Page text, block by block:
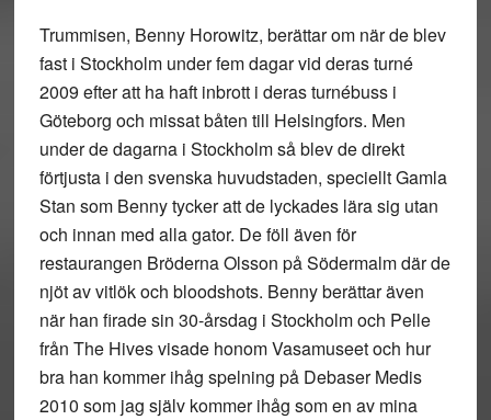
Trummisen, Benny Horowitz, berättar om när de blev
fast i Stockholm under fem dagar vid deras turné
2009 efter att ha haft inbrott i deras turnébuss i
Göteborg och missat båten till Helsingfors. Men
under de dagarna i Stockholm så blev de direkt
förtjusta i den svenska huvudstaden, speciellt Gamla
Stan som Benny tycker att de lyckades lära sig utan
och innan med alla gator. De föll även för
restaurangen Bröderna Olsson på Södermalm där de
njöt av vitlök och bloodshots. Benny berättar även
när han firade sin 30-årsdag i Stockholm och Pelle
från The Hives visade honom Vasamuseet och hur
bra han kommer ihåg spelning på Debaser Medis
2010 som jag själv kommer ihåg som en av mina